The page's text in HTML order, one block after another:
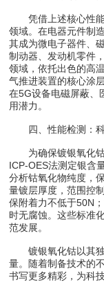
凭借上述核心性能
领域。在电器元件制
其成为微电子器件、
制动器、发动机零件
领域，依托出色的高
气推进装置的核心涂
在5G设备电磁屏蔽、
用潜力。
四、性能检测：科
为确保镀银氧化钴
ICP-OES法测定银含
分析钴氧化物纯度，
量镀层厚度，范围控
保附着力不低于50N
时无腐蚀。这些标准
范发展。
镀银氧化钴以其独
量。随着制备技术的
书写更多精彩，为科